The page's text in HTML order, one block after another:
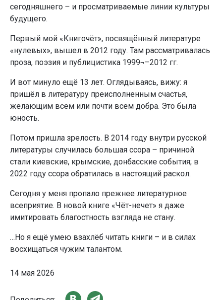
сегодняшнего – и просматриваемые линии культуры
будущего.
Первый мой «Книгочёт», посвящённый литературе
«нулевых», вышел в 2012 году. Там рассматривалась
проза, поэзия и публицистика 1999¬–2012 гг.
И вот минуло ещё 13 лет. Оглядываясь, вижу: я
пришёл в литературу преисполненным счастья,
желающим всем или почти всем добра. Это была
юность.
Потом пришла зрелость. В 2014 году внутри русской
литературы случилась большая ссора – причиной
стали киевские, крымские, донбасские события; в
2022 году ссора обратилась в настоящий раскол.
Сегодня у меня пропало прежнее литературное
всеприятие. В новой книге «Чёт-нечет» я даже
имитировать благостность взгляда не стану.
…Но я ещё умею взахлёб читать книги – и в силах
восхищаться чужим талантом.
14 мая 2026